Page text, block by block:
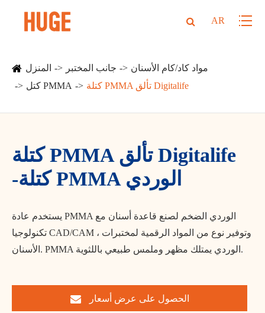
AR
المنزل جانب المختبر
مواد كاد/كام الأسنان
كتل PMMA
كتلة PMMA تألق Digitalife
كتلة PMMA تألق Digitalife
-كتلة PMMA الوردي
يستخدم عادة PMMA الوردي الضخم لصنع قاعدة أسنان مع
تكنولوجيا CAD/CAM ، وتوفير نوع من المواد الرقمية لمختبرات
الأسنان. PMMA الوردي يمتلك مظهر وملمس طبيعي باللثوية.
الحصول على عرض أسعار